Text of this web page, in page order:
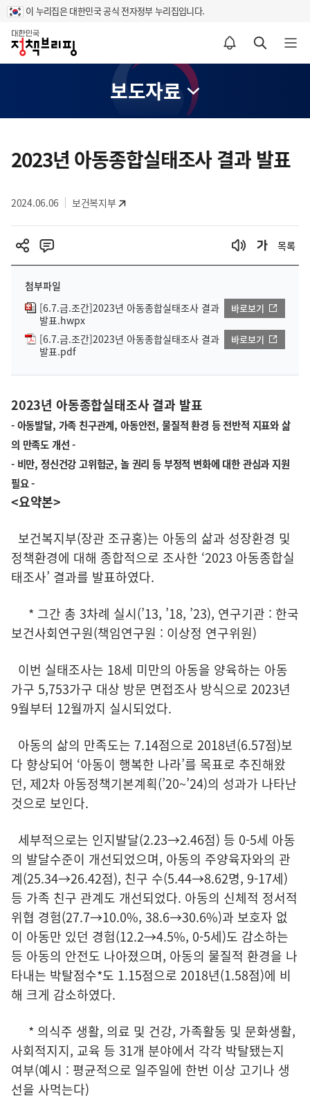
이 누리집은 대한민국 공식 전자정부 누리집입니다.
홈
알림설정 바로가기 검색 바로가기 메뉴 열기
보도자료
텐
츠
역
2023년 아동종합실태조사 결과 발표
2024.06.06 보건복지부
목록
첨부파일
[6.7.금.조간]2023년 아동종합실태조사 결과
발표.hwpx
바로보기
[6.7.금.조간]2023년 아동종합실태조사 결과
발표.pdf
바로보기
2023년 아동종합실태조사 결과 발표
- 아동발달, 가족 친구관계, 아동안전, 물질적 환경 등 전반적 지표와 삶
의 만족도 개선 -
- 비만, 정신건강 고위험군, 놀 권리 등 부정적 변화에 대한 관심과 지원
필요 -
<요약본>
보건복지부(장관 조규홍)는 아동의 삶과 성장환경 및
정책환경에 대해 종합적으로 조사한 ‘2023 아동종합실
태조사’ 결과를 발표하였다.
* 그간 총 3차례 실시(’13, ’18, ’23), 연구기관 : 한국
보건사회연구원(책임연구원 : 이상정 연구위원)
이번 실태조사는 18세 미만의 아동을 양육하는 아동
가구 5,753가구 대상 방문 면접조사 방식으로 2023년
9월부터 12월까지 실시되었다.
아동의 삶의 만족도는 7.14점으로 2018년(6.57점)보
다 향상되어 ‘아동이 행복한 나라’를 목표로 추진해왔
던, 제2차 아동정책기본계획(’20~’24)의 성과가 나타난
것으로 보인다.
세부적으로는 인지발달(2.23→2.46점) 등 0-5세 아동
의 발달수준이 개선되었으며, 아동의 주양육자와의 관
계(25.34→26.42점), 친구 수(5.44→8.62명, 9-17세)
등 가족 친구 관계도 개선되었다. 아동의 신체적 정서적
위협 경험(27.7→10.0%, 38.6→30.6%)과 보호자 없
이 아동만 있던 경험(12.2→4.5%, 0-5세)도 감소하는
등 아동의 안전도 나아졌으며, 아동의 물질적 환경을 나
타내는 박탈점수*도 1.15점으로 2018년(1.58점)에 비
해 크게 감소하였다.
* 의식주 생활, 의료 및 건강, 가족활동 및 문화생활,
사회적지지, 교육 등 31개 분야에서 각각 박탈됐는지
여부(예시 : 평균적으로 일주일에 한번 이상 고기나 생
선을 사먹는다)